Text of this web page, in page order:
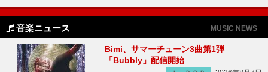
音楽ニュース MUSIC NEWS
Bimi、サマーチューン3曲第1弾
「Bubbly」配信開始